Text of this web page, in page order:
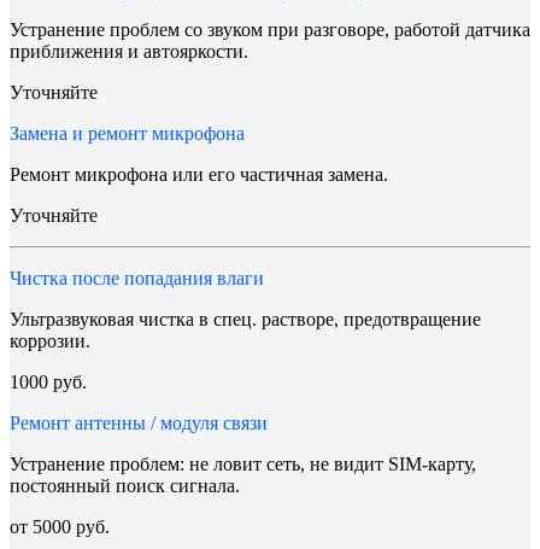
Устранение проблем со звуком при разговоре, работой датчика
приближения и автояркости.
Уточняйте
Замена и ремонт микрофона
Ремонт микрофона или его частичная замена.
Уточняйте
Чистка после попадания влаги
Ультразвуковая чистка в спец. растворе, предотвращение
коррозии.
1000 руб.
Ремонт антенны / модуля связи
Устранение проблем: не ловит сеть, не видит SIM-карту,
постоянный поиск сигнала.
от 5000 руб.